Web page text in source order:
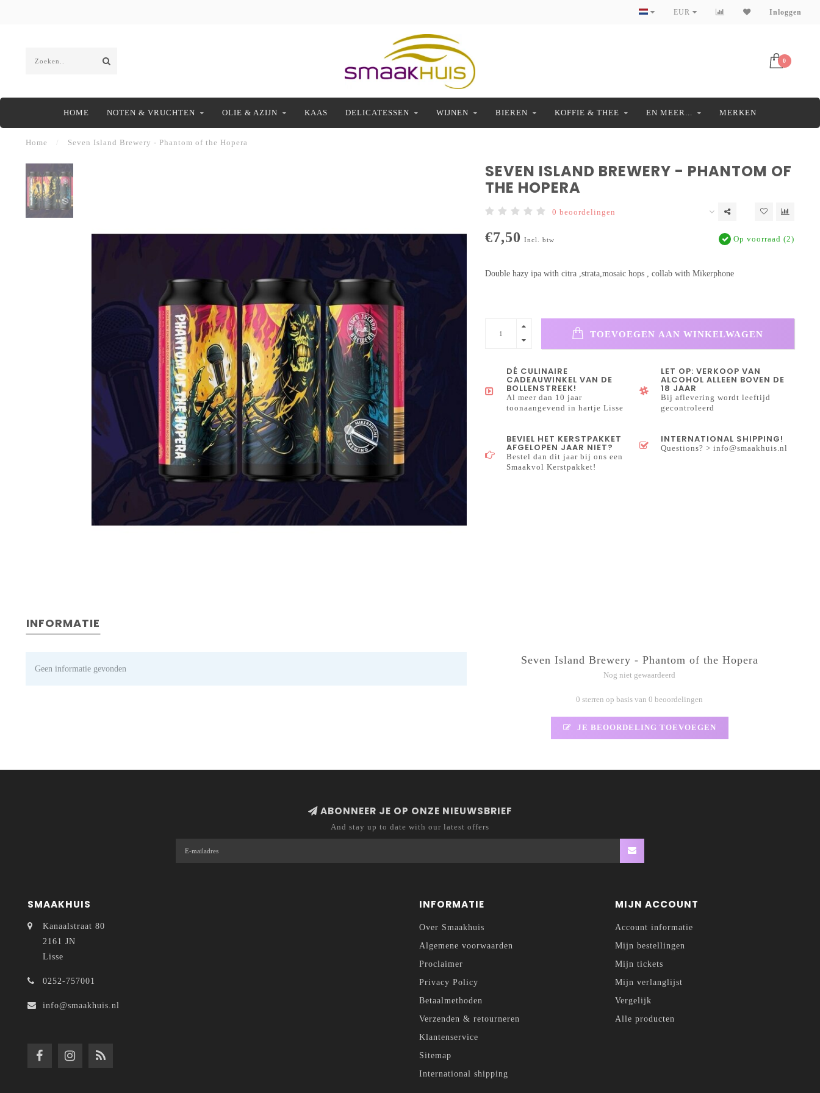
EUR Inloggen
0
HOME NOTEN & VRUCHTEN OLIE & AZIJN KAAS DELICATESSEN WIJNEN BIEREN KOFFIE & THEE EN MEER... MERKEN
Home Seven Island Brewery - Phantom of the Hopera
SEVEN ISLAND BREWERY - PHANTOM OF
THE HOPERA
0 beoordelingen
€7,50 Incl. btw Op voorraad (2)
Double hazy ipa with citra ,strata,mosaic hops , collab with Mikerphone
TOEVOEGEN AAN WINKELWAGEN
DÉ CULINAIRE
CADEAUWINKEL VAN DE
BOLLENSTREEK!
Al meer dan 10 jaar
toonaangevend in hartje Lisse
LET OP: VERKOOP VAN
ALCOHOL ALLEEN BOVEN DE
18 JAAR
Bij aflevering wordt leeftijd
gecontroleerd
BEVIEL HET KERSTPAKKET
AFGELOPEN JAAR NIET?
Bestel dan dit jaar bij ons een
Smaakvol Kerstpakket!
INTERNATIONAL SHIPPING!
Questions? >info@smaakhuis.nl
INFORMATIE
Geen informatie gevonden
Seven Island Brewery - Phantom of the Hopera
Nog niet gewaardeerd
0 sterren op basis van 0 beoordelingen
JE BEOORDELING TOEVOEGEN
ABONNEER JE OP ONZE NIEUWSBRIEF
And stay up to date with our latest offers
SMAAKHUIS
Kanaalstraat 80
2161 JN
Lisse
0252-757001
info@smaakhuis.nl
INFORMATIE
Over Smaakhuis
Algemene voorwaarden
Proclaimer
Privacy Policy
Betaalmethoden
Verzenden & retourneren
Klantenservice
Sitemap
International shipping
MIJN ACCOUNT
Account informatie
Mijn bestellingen
Mijn tickets
Mijn verlanglijst
Vergelijk
Alle producten